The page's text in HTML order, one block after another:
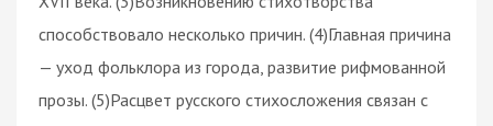
способствовало несколько причин. (4)Главная причина
— уход фольклора из города, развитие рифмованной
прозы. (5)Расцвет русского стихосложения связан с